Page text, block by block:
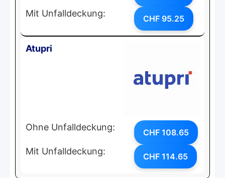
Mit Unfalldeckung: CHF 95.25
Atupri
Ohne Unfalldeckung: CHF 108.65
Mit Unfalldeckung: CHF 114.65